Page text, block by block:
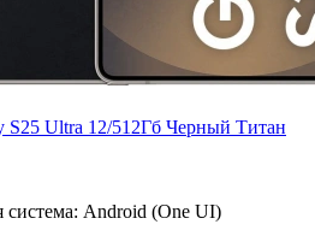
S25 Ultra 12/512Гб Черный Титан
Android (One UI)